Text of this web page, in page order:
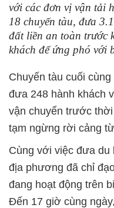
với các đơn vị vận tải
18 chuyến tàu, đưa
đất liền an toàn trước
khách để ứng phó với
Chuyến tàu cuối
đưa 248 hành khách
vận chuyển trước
tạm ngừng rời cảng
Cùng với việc đưa du
địa phương đã chỉ
đang hoạt động trên
Đến 17 giờ cùng